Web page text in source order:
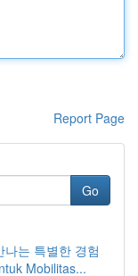
Report Page
Go
는 특별한 경험
Mobilitas...